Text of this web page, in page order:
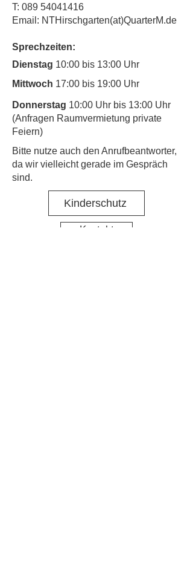
T: 089 54041416
Email: NTHirschgarten(at)QuarterM.de
Sprechzeiten:
Dienstag 10:00 bis 13:00 Uhr
Mittwoch 17:00 bis 19:00 Uhr
Donnerstag 10:00 Uhr bis 13:00 Uhr
(Anfragen Raumvermietung private
Feiern)
​Bitte nutze auch den Anrufbeantworter,
da wir vielleicht gerade im Gespräch
sind.
Kinderschutz
Kontakt